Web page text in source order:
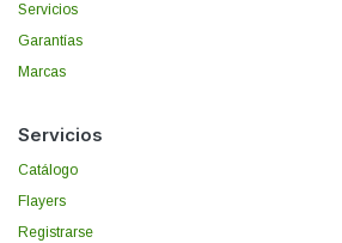
Servicios
Garantías
Marcas
Servicios
Catálogo
Flayers
Registrarse